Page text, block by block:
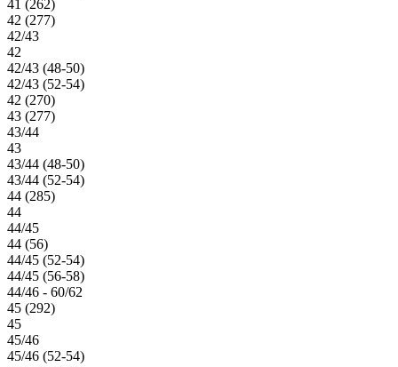
41 (262)
42 (277)
42/43
42
42/43 (48-50)
42/43 (52-54)
42 (270)
43 (277)
43/44
43
43/44 (48-50)
43/44 (52-54)
44 (285)
44
44/45
44 (56)
44/45 (52-54)
44/45 (56-58)
44/46 - 60/62
45 (292)
45
45/46
45/46 (52-54)